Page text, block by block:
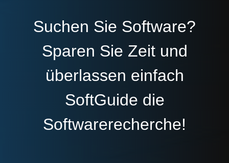
Suchen Sie Software?
Sparen Sie Zeit und
überlassen einfach
SoftGuide die
Softwarerecherche!